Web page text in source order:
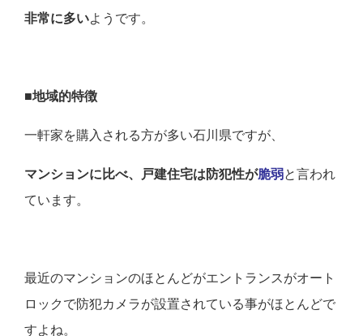
非常に多いようです。
■地域的特徴
一軒家を購入される方が多い石川県ですが、
マンションに比べ、戸建住宅は防犯性が脆弱と言われ
ています。
最近のマンションのほとんどがエントランスがオート
ロックで防犯カメラが設置されている事がほとんどで
すよね。